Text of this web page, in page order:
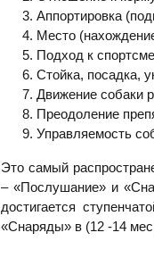
Аппортировка
Место
Подход к
Стойка, посадка,
Движение собаки
Преодоление
Управляемость
Это самый
– «Послушание» и
достигается
«Снаряды» в (12 -14